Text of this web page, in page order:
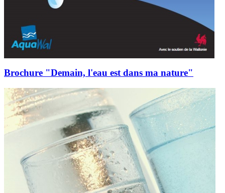
Brochure "Demain, l'eau est dans ma nature"